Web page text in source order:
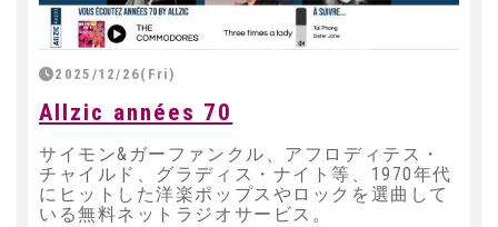
2025/12/26(Fri)
Allzic années 70
サイモン&ガーファンクル、アフロディテス・
チャイルド、グラディス・ナイト等、1970年代
にヒットした洋楽ポップスやロックを選曲して
いる無料ネットラジオサービス。